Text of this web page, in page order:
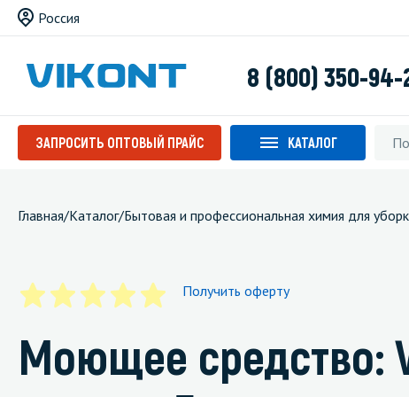
Россия
8 (800) 350-94-
ЗАПРОСИТЬ ОПТОВЫЙ ПРАЙС КАТАЛОГ
Главная/Каталог/Бытовая и профессиональная химия для
Получить оферту
Моющее средство: